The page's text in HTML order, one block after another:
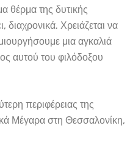
θέρμα της δυτικής
Χρειάζεται να
μια αγκαλιά
αυτού του φιλόδοξου
περιφέρειας της
Μέγαρα στη Θεσσαλονίκη,